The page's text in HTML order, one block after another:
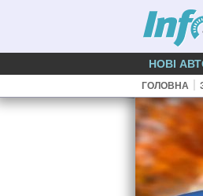
НОВІ
ГОЛОВНА |